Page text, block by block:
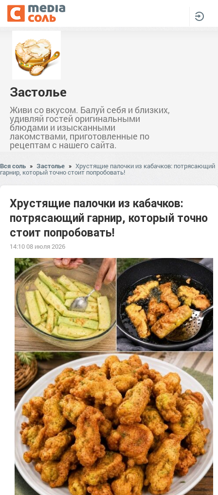
Застолье
Живи со вкусом. Балуй себя и близких,
удивляй гостей оригинальными
блюдами и изысканными
лакомствами, приготовленные по
рецептам с нашего сайта.
Вся соль » Застолье » Хрустящие палочки из кабачков: потрясающий
гарнир, который точно стоит попробовать!
Хрустящие палочки из кабачков:
потрясающий гарнир, который точно
стоит попробовать!
14:10 08 июля 2026